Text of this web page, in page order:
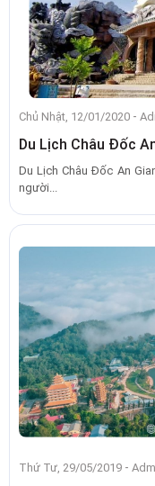
Chủ Nhật, 12/01/2020 -
Du Lịch Châu Đốc
Du Lịch Châu Đốc An
người...
Thứ Tư, 29/05/2019 -